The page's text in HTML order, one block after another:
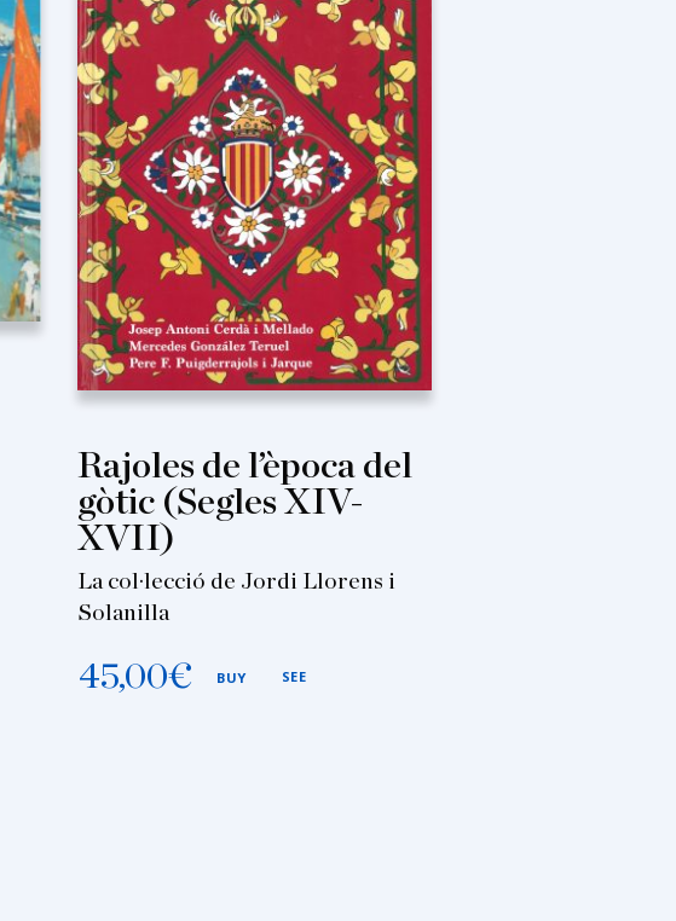
Rajoles de l’època del
gòtic (Segles XIV-
XVII)
La col·lecció de Jordi Llorens i
Solanilla
45,00€ BUY SEE